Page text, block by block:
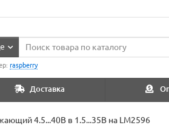
raspberry
Доставка
4.5...40В в 1.5...35В на LM2596